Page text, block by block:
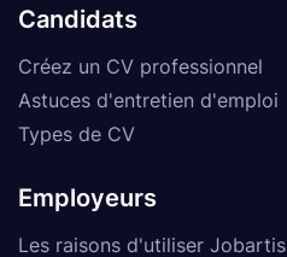
Candidats
Créez un CV professionnel
Astuces d'entretien d'emploi
Types de CV
Employeurs
Les raisons d'utiliser Jobartis